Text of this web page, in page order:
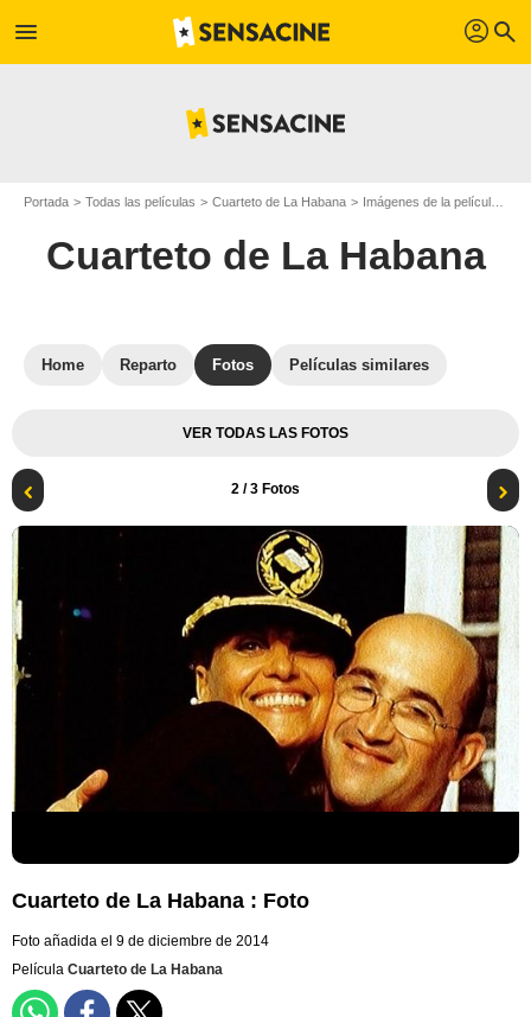
menu profil search
Portada Todas las películas Cuarteto de La Habana Imágenes de la película Cuarteto de La Habana
Cuarteto de La Habana
Home Reparto Fotos Películas similares
VER TODAS LAS FOTOS
2 / 3 Fotos
Cuarteto de La Habana : Foto
Foto añadida el 9 de diciembre de 2014
Película Cuarteto de La Habana